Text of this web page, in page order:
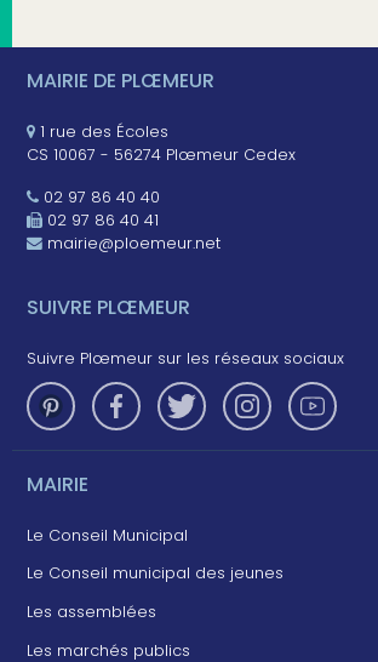
MAIRIE DE PLŒMEUR
1 rue des Écoles
CS 10067 - 56274 Plœmeur Cedex
02 97 86 40 40
02 97 86 40 41
mairie@ploemeur.net
SUIVRE PLŒMEUR
Suivre Plœmeur sur les réseaux sociaux
MAIRIE
Le Conseil Municipal
Le Conseil municipal des jeunes
Les assemblées
Les marchés publics